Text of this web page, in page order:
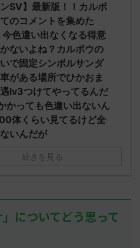
エクスレ
いいから助かる 名
名無しさん、君に
W b524-NwUu)
2023/06/
え忘れたガ
たラウドボ
しさん0624
決めた！ (ﾜ
ンSV】最新版！！カルボ
のコメントを集めた
今色違い出なくなる得意
ないよね？カルボウの
で固定シンボルサンダ
がある場所でひかおま
lv3つけてやってるんだ
かっても色違い出ないん
体くらい見てるけど全
いんだが
続きを見る
についてどう思って